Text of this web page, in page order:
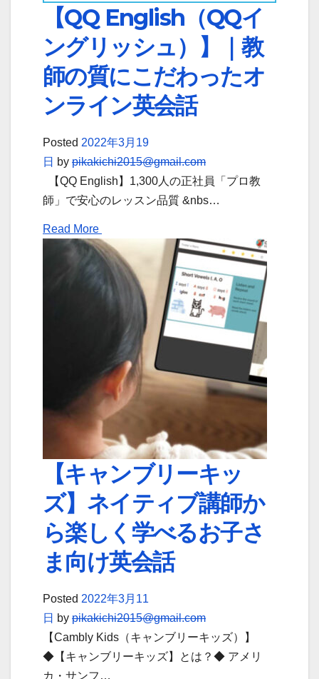
【QQ English（QQイ
ングリッシュ）】｜教
師の質にこだわったオ
ンライン英会話
Posted 2022年3月19
日 by pikakichi2015@gmail.com
【QQ English】1,300人の正社員「プロ教
師」で安心のレッスン品質 &nbs…
Read More
【キャンブリーキッ
ズ】ネイティブ講師か
ら楽しく学べるお子さ
ま向け英会話
Posted 2022年3月11
日 by pikakichi2015@gmail.com
【Cambly Kids（キャンブリーキッズ）】
◆【キャンブリーキッズ】とは？◆ アメリ
カ・サンフ…